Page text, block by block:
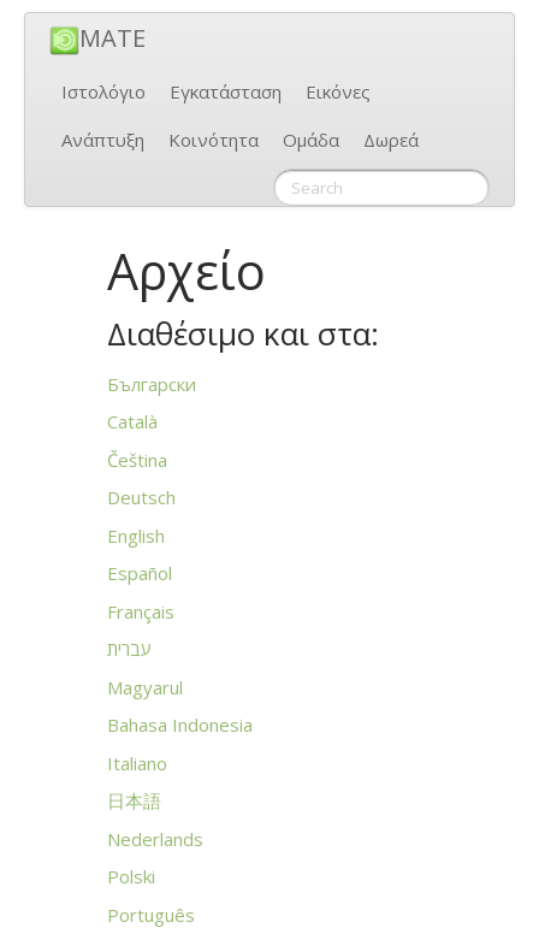
MATE
Ιστολόγιο Εγκατάσταση
Εικόνες
Ανάπτυξη
Κοινότητα Ομάδα Δωρεά
Αρχείο
Διαθέσιμο και στα:
Български
Català
Čeština
Deutsch
English
Español
Français
עברית
Magyarul
Bahasa Indonesia
Italiano
日本語
Nederlands
Polski
Português